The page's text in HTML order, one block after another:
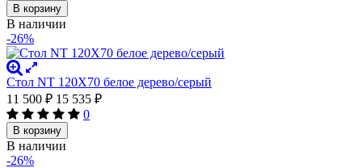
В корзину
В наличии
-26%
Стол NT 120X70 белое дерево/серый
11 500 ₽ 15 535 ₽
0
В корзину
В наличии
-26%